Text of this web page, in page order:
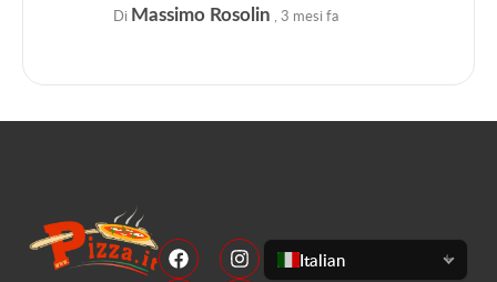
Di Massimo Rosolin , 3 mesi fa
Italian